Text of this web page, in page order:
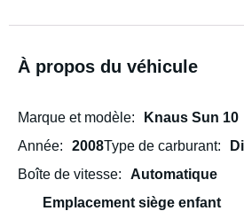
À propos du véhicule
Marque et modèle
Knaus Sun 10
Année
2008Type de carburant
Boîte de vitesse
Automatique
Emplacement siège enfant